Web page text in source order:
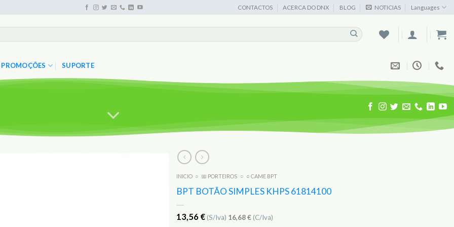
CONTACTOS ACERCA DO DNX BLOG NOTICIAS Languages
PROMOÇÕES SUPORTE
INICIO ○ 📅 PORTEIROS ○ ○ CAME BPT
BPT BOTÃO SIMPLES KHPS 61814100
13,56 € (S/Iva) 16,68€ (C/Iva)